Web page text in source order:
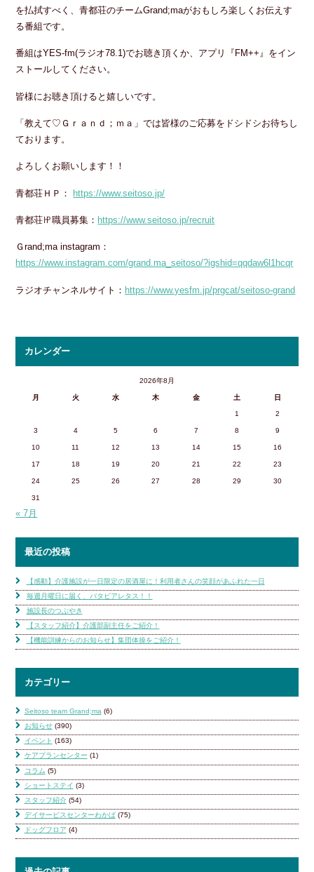
を払拭すべく、青都荘のチームGrand;maがおもしろ楽しくお伝えす
る番組です。
番組はYES-fm(ラジオ78.1)でお聴き頂くか、アプリ『FM++』をイン
ストールしてください。
皆様にお聴き頂けると嬉しいです。
「教えて♡Ｇｒａｎｄ；ｍａ」では皆様のご応募をドシドシお待ちし
ております。
よろしくお願いします！！
青都荘ＨＰ： https://www.seitoso.jp/
青都荘㏋職員募集： https://www.seitoso.jp/recruit
Ｇrand;ma instagram：
https://www.instagram.com/grand.ma_seitoso/?igshid=qqdaw6l1hcqr
ラジオチャンネルサイト： https://www.yesfm.jp/prgcat/seitoso-grand
カレンダー
2026年8月
月 火 水 木 金 土 日
1 2
3 4 5 6 7 8 9
10 11 12 13 14 15 16
17 18 19 20 21 22 23
24 25 26 27 28 29 30
31
« 7月
最近の投稿
【感動】介護施設が一日限定の居酒屋に！利用者さんの笑顔があふれた一日
毎週月曜日に届く、バタビアレタス！！
施設長のつぶやき
【スタッフ紹介】介護部副主任をご紹介！
【機能訓練からのお知らせ】集団体操をご紹介！
カテゴリー
Seitoso team Grand;ma (6)
お知らせ(390)
イベント (163)
ケアプランセンター (1)
コラム (5)
ショートステイ (3)
スタッフ紹介(54)
デイサービスセンターわかば(75)
ドッグフロア (4)